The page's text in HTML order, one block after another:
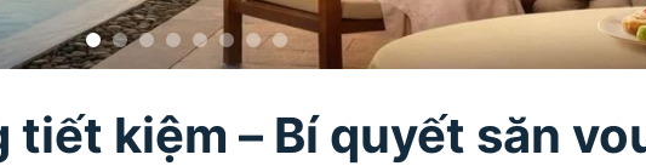
kiệm – Bí quyết săn